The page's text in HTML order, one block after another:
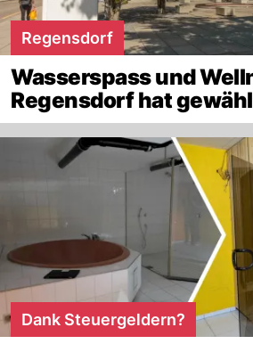
Regensdorf
Wasserspass und
Regensdorf hat
Dank Steuergeldern?